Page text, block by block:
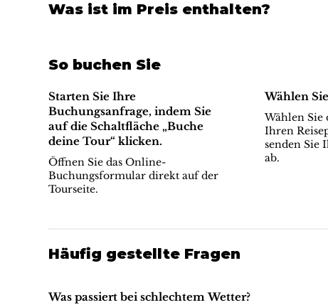
Was ist im Preis enthalten?
So buchen Sie
Starten Sie Ihre
Buchungsanfrage, indem Sie
auf die Schaltfläche „Buche
deine Tour“ klicken.
Öffnen Sie das Online-
Buchungsformular direkt auf der
Tourseite.
Wählen
Wählen Sie
Ihren
senden Sie
ab.
Häufig gestellte Fragen
Was passiert bei schlechtem Wetter?